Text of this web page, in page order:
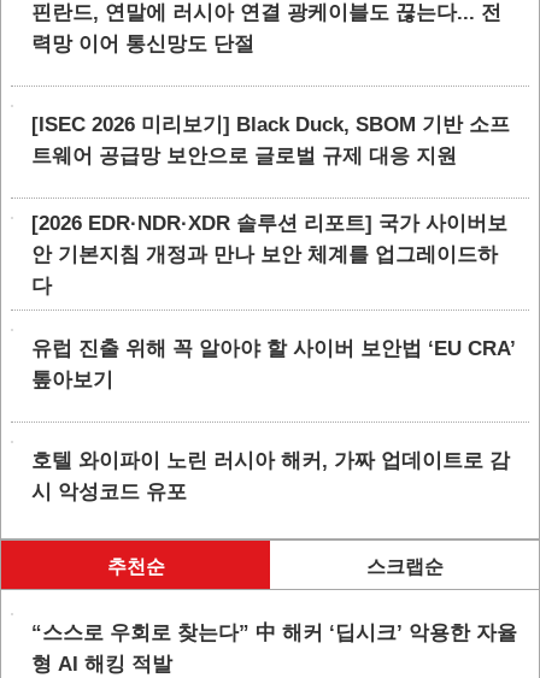
핀란드, 연말에 러시아 연결 광케이블도 끊는다... 전
력망 이어 통신망도 단절
[ISEC 2026 미리보기] Black Duck, SBOM 기반 소프
트웨어 공급망 보안으로 글로벌 규제 대응 지원
[2026 EDR·NDR·XDR 솔루션 리포트] 국가 사이버보
안 기본지침 개정과 만나 보안 체계를 업그레이드하
다
유럽 진출 위해 꼭 알아야 할 사이버 보안법 ‘EU CRA’
톺아보기
호텔 와이파이 노린 러시아 해커, 가짜 업데이트로 감
시 악성코드 유포
추천순 스크랩순
“스스로 우회로 찾는다” 中 해커 ‘딥시크’ 악용한 자율
형 AI 해킹 적발